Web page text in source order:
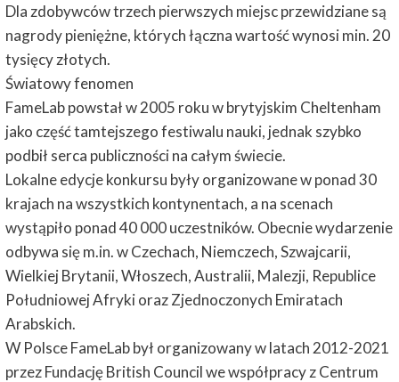
Dla zdobywców trzech pierwszych miejsc przewidziane są
nagrody pieniężne, których łączna wartość wynosi min. 20
tysięcy złotych.
Światowy fenomen
FameLab powstał w 2005 roku w brytyjskim Cheltenham
jako część tamtejszego festiwalu nauki, jednak szybko
podbił serca publiczności na całym świecie.
Lokalne edycje konkursu były organizowane w ponad 30
krajach na wszystkich kontynentach, a na scenach
wystąpiło ponad 40 000 uczestników. Obecnie wydarzenie
odbywa się m.in. w Czechach, Niemczech, Szwajcarii,
Wielkiej Brytanii, Włoszech, Australii, Malezji, Republice
Południowej Afryki oraz Zjednoczonych Emiratach
Arabskich.
W Polsce FameLab był organizowany w latach 2012-2021
przez Fundację British Council we współpracy z Centrum